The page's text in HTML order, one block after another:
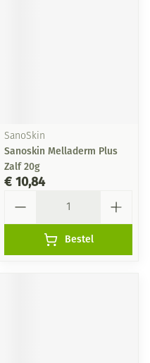
SanoSkin
Sanoskin Melladerm Plus
Zalf 20g
€ 10,84
Bestel